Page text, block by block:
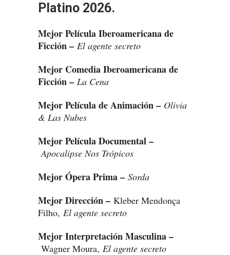
Platino 2026.
Mejor Película Iberoamericana de
Ficción – El agente secreto
Mejor Comedia Iberoamericana de
Ficción – La Cena
Mejor Película de Animación – Olivia
& Las Nubes
Mejor Película Documental –
Apocalipse Nos Trópicos
Mejor Ópera Prima – Sorda
Mejor Dirección – Kleber Mendonça
Filho, El agente secreto
Mejor Interpretación Masculina –
Wagner Moura, El agente secreto